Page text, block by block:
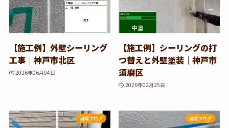
【施工例】外壁シーリング
工事｜神戸市北区
2026年06月04日
【施工例】シーリングの打
つ替えと外壁塗装｜神戸市
須磨区
2026年02月25日
現場ブログ 現場ブログ